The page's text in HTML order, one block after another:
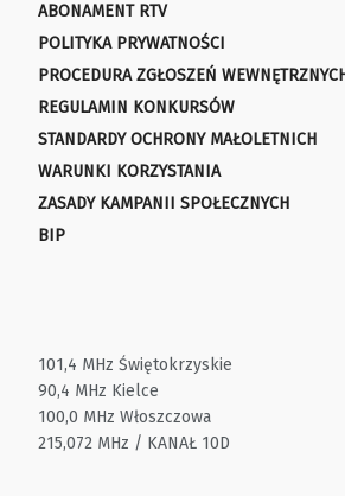
ABONAMENT RTV
POLITYKA PRYWATNOŚCI
PROCEDURA ZGŁOSZEŃ
REGULAMIN KONKURSÓW
STANDARDY OCHRONY MAŁOLETNICH
WARUNKI KORZYSTANIA
ZASADY KAMPANII SPOŁECZNYCH
BIP
101,4 MHz Świętokrzyskie
90,4 MHz Kielce
100,0 MHz Włoszczowa
215,072 MHz / KANAŁ 10D